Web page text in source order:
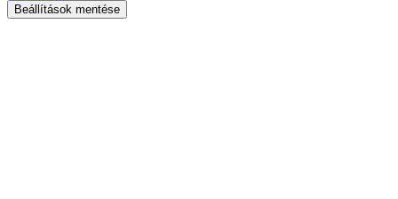
Beállítások mentése